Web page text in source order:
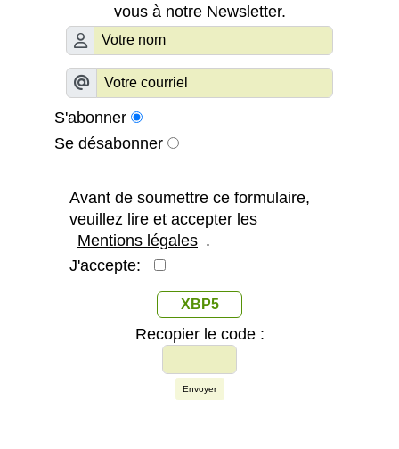
vous à notre Newsletter.
S'abonner
Se désabonner
Avant de soumettre ce formulaire,
veuillez lire et accepter les
Mentions légales .
J'accepte:
XBP5
Recopier le code :
Envoyer